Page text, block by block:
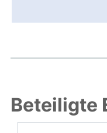
Beteiligte